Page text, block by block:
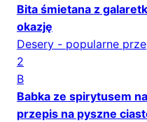
Bita śmietana z
okazję
Desery - popularne
2
B
Babka ze spirytusem
przepis na pyszne